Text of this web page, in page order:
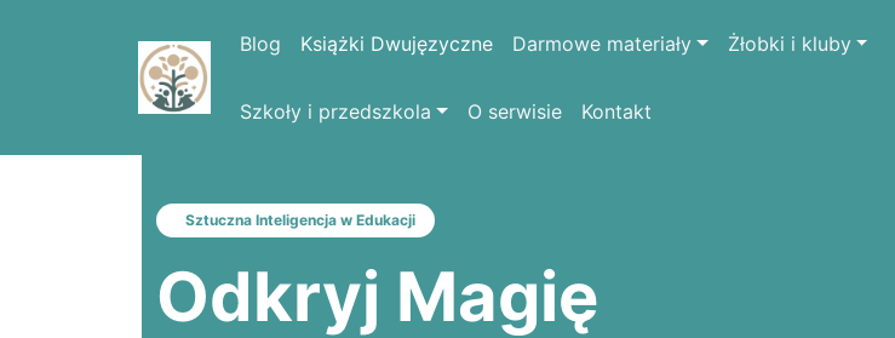
Blog Książki Dwujęzyczne Darmowe materiały Żłobki i kluby
Szkoły i przedszkola O serwisie Kontakt
Sztuczna Inteligencja w Edukacji
Odkryj Magię